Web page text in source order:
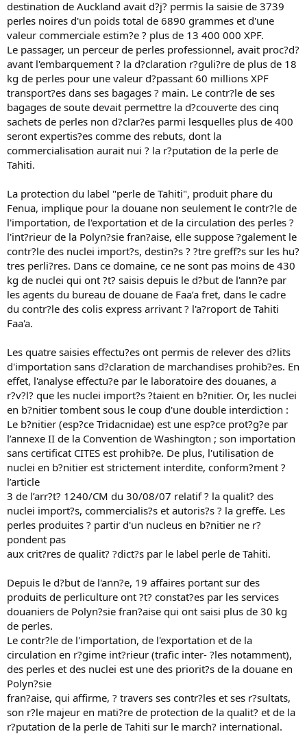
destination de Auckland avait d?j? permis la saisie de 3739
perles noires d'un poids total de 6890 grammes et d'une
valeur commerciale estim?e ? plus de 13 400 000 XPF.
Le passager, un perceur de perles professionnel, avait proc?d?
avant l'embarquement ? la d?claration r?guli?re de plus de 18
kg de perles pour une valeur d?passant 60 millions XPF
transport?es dans ses bagages ? main. Le contr?le de ses
bagages de soute devait permettre la d?couverte des cinq
sachets de perles non d?clar?es parmi lesquelles plus de 400
seront expertis?es comme des rebuts, dont la
commercialisation aurait nui ? la r?putation de la perle de
Tahiti.
La protection du label "perle de Tahiti", produit phare du
Fenua, implique pour la douane non seulement le contr?le de
l'importation, de l'exportation et de la circulation des perles ?
l'int?rieur de la Polyn?sie fran?aise, elle suppose ?galement le
contr?le des nuclei import?s, destin?s ? ?tre greff?s sur les hu?
tres perli?res. Dans ce domaine, ce ne sont pas moins de 430
kg de nuclei qui ont ?t? saisis depuis le d?but de l'ann?e par
les agents du bureau de douane de Faa’a fret, dans le cadre
du contr?le des colis express arrivant ? l'a?roport de Tahiti
Faa'a.
Les quatre saisies effectu?es ont permis de relever des d?lits
d'importation sans d?claration de marchandises prohib?es. En
effet, l'analyse effectu?e par le laboratoire des douanes, a
r?v?l? que les nuclei import?s ?taient en b?nitier. Or, les nuclei
en b?nitier tombent sous le coup d'une double interdiction :
Le b?nitier (esp?ce Tridacnidae) est une esp?ce prot?g?e par
l’annexe II de la Convention de Washington ; son importation
sans certificat CITES est prohib?e. De plus, l'utilisation de
nuclei en b?nitier est strictement interdite, conform?ment ?
l’article
3 de l’arr?t? 1240/CM du 30/08/07 relatif ? la qualit? des
nuclei import?s, commercialis?s et autoris?s ? la greffe. Les
perles produites ? partir d'un nucleus en b?nitier ne r?
pondent pas
aux crit?res de qualit? ?dict?s par le label perle de Tahiti.
Depuis le d?but de l'ann?e, 19 affaires portant sur des
produits de perliculture ont ?t? constat?es par les services
douaniers de Polyn?sie fran?aise qui ont saisi plus de 30 kg
de perles.
Le contr?le de l'importation, de l'exportation et de la
circulation en r?gime int?rieur (trafic inter- ?les notamment),
des perles et des nuclei est une des priorit?s de la douane en
Polyn?sie
fran?aise, qui affirme, ? travers ses contr?les et ses r?sultats,
son r?le majeur en mati?re de protection de la qualit? et de la
r?putation de la perle de Tahiti sur le march? international.